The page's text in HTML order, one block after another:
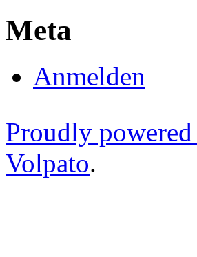
Meta
Anmelden
Proudly
Volpato.